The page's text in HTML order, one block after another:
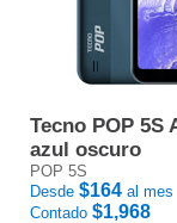
Tecno POP 5S
azul oscuro
POP 5S
Desde $164 al mes
Contado $1,968